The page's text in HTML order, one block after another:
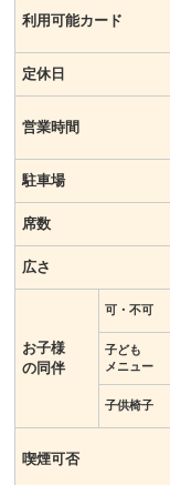
利用可能カード
定休日
営業時間
駐車場
席数
広さ
お子様
の同伴
可・不可
子ども
メニュー
子供椅子
喫煙可否